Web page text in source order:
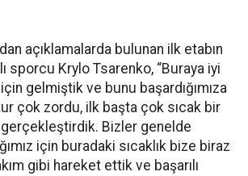
açıklamalarda bulunan ilk etabın
sporcu Krylo Tsarenko, “Buraya iyi
gelmiştik ve bunu başardığımıza
çok zordu, ilk başta çok sıcak bir
gerçekleştirdik. Bizler genelde
için buradaki sıcaklık bize biraz
gibi hareket ettik ve başarılı